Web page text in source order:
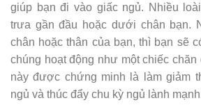
giúp bạn đi vào giấc ngủ. Nhiều
trưa gần đầu hoặc dưới chân bạn.
chân hoặc thân của bạn, thì bạn sẽ
chúng hoạt động như một chiếc
này được chứng minh là làm giảm
ngủ và thúc đẩy chu kỳ ngủ lành